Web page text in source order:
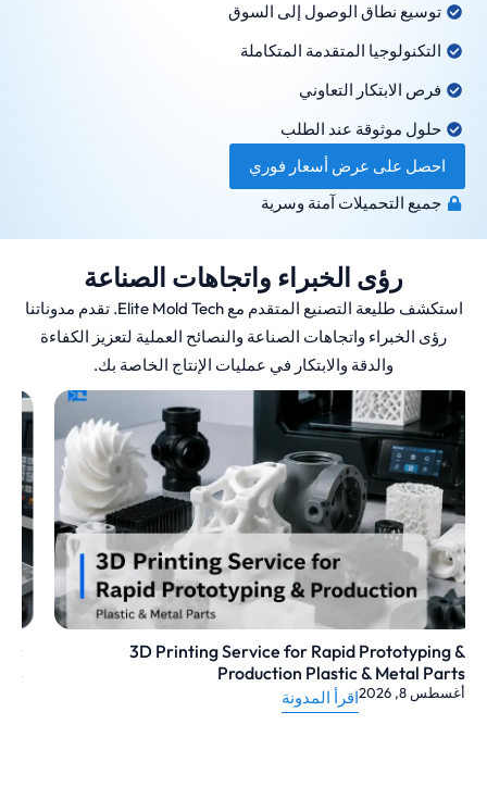
توسيع نطاق الوصول إلى السوق
التكنولوجيا المتقدمة المتكاملة
فرص الابتكار التعاوني
حلول موثوقة عند الطلب
احصل على عرض أسعار فوري
جميع التحميلات آمنة وسرية
رؤى الخبراء واتجاهات الصناعة
استكشف طليعة التصنيع المتقدم مع Elite Mold Tech. تقدم مدوناتنا
رؤى الخبراء واتجاهات الصناعة والنصائح العملية لتعزيز الكفاءة
والدقة والابتكار في عمليات الإنتاج الخاصة بك.
The Complete Guide to Plastic Injection Molding:
Process, Design Tips & Materials
أغسطس 4, 2026 اقرأ المدونة